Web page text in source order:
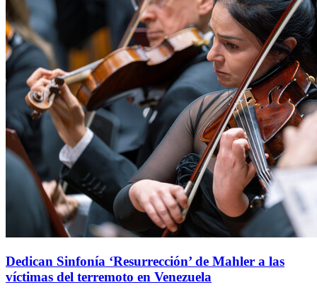
Dedican Sinfonía ‘Resurrección’ de Mahler a las
víctimas del terremoto en Venezuela